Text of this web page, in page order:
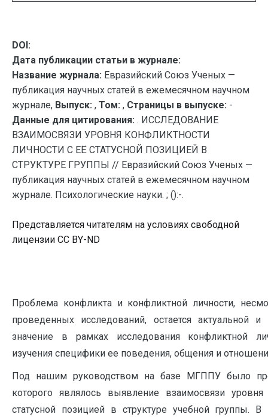
DOI:
Дата публикации статьи в журнале:
Название журнала: Евразийский Союз Ученых —
публикация научных статей в ежемесячном научном
журнале, Выпуск: , Том: , Страницы в выпуске: -
Данные для цитирования: . ИССЛЕДОВАНИЕ
ВЗАИМОСВЯЗИ УРОВНЯ КОНФЛИКТНОСТИ
ЛИЧНОСТИ С ЕЁ СТАТУСНОЙ ПОЗИЦИЕЙ В
СТРУКТУРЕ ГРУППЫ // Евразийский Союз Ученых —
публикация научных статей в ежемесячном научном
журнале. Психологические науки. ; ():-.
Представляется читателям на условиях свободной
лицензии CC BY-ND
Проблема конфликта и конфликтной личности,
проведенных исследований, остается актуальной
значение в рамках исследования конфликтной
изучения специфики ее поведения, общения и
Под нашим руководством на базе МГППУ было
которого являлось выявление взаимосвязи
статусной позицией в структуре учебной группы. В